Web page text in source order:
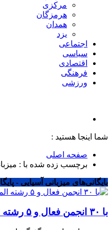
مرکزی
هرمزگان
همدان
یزد
اجتماعی
سیاسی
اقتصادی
فرهنگی
ورزشی
شما اینجا هستید :
صفحه اصلی
برچسب زده شده با :
بایگانی‌های میزبانی آسیایی -
با ۳۰ انجمن فعال و ۵ رشته المپیکی در سطح یک اداره کل فعالیت داریم